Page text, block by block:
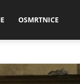
OSMRTNICE